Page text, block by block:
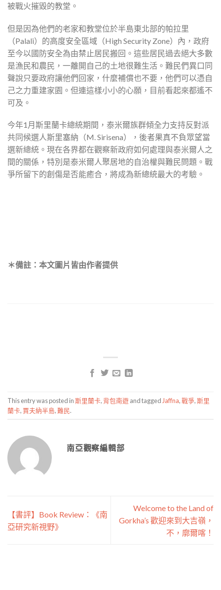
被戰火摧毀的教堂。
但是因為他們的老家和教堂位於半島東北部的帕拉里
（Palali）的高度安全區域（High Security Zone）內，政府
至今以國防安全為由禁止居民搬回。這些居民過去絕大多數
是漁民和農民，一離開自己的土地很難生活。難民們異口同
聲說只要政府讓他們回家，什麼補償也不要，他們可以憑自
己之力重建家園。但連這樣小小的心願，目前看起來都遙不
可及。
今年1月斯里蘭卡總統期間，泰米爾族群傾全力支持反對派
共同候選人斯里塞納（M. Sirisena），後者果真不負眾望當
選新總統。現在各界都在觀察新政府如何處理與泰米爾人之
間的關係，特別是泰米爾人聚居地的自治權與難民問題。戰
爭所留下的創傷是否能癒合，將成為新總統最大的考驗。
＊備註：本文圖片皆由作者提供
This entry was posted in斯里蘭卡 背包南遊and tagged Jaffna 戰爭 斯里
蘭卡 賈夫納半島 難民
南亞觀察編輯部
【書評】Book Review：《南
亞研究新視野》
Welcome to the Land of
Gorkha’s 歡迎來到大吉嶺，
不，廓爾喀！